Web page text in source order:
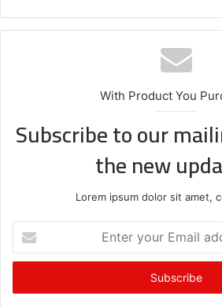
te
bo
With Product You
Subscribe to our
the new
Lorem ipsum dolor sit amet,
t
r